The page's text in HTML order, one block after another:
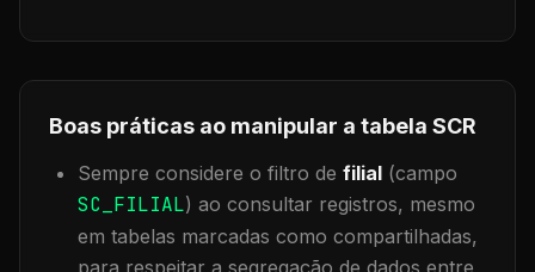
Boas práticas ao manipular a tabela SCR
Sempre considere o filtro de filial (campo
SC_FILIAL) ao consultar registros, mesmo
em tabelas marcadas como compartilhadas,
para respeitar a segregação de dados entre